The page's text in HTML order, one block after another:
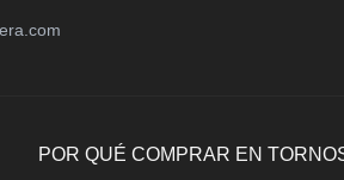
POR QUÉ COMPRAR EN